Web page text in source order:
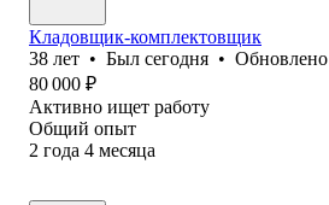
Кладовщик-комплектовщик
38 лет • Был сегодня • Обновлено
80 000 ₽
Активно ищет работу
Общий опыт
2 года 4 месяца